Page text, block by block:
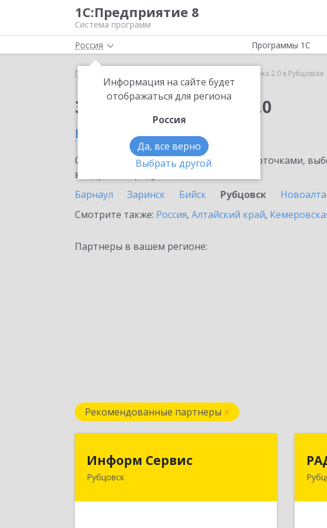
1С:Предприятие 8
Система программ
Россия
Информация на сайте будет
отображаться для региона
Россия
Да, все верно
Выбрать другой
Программы 1С
Главная 1С:Сверка 2.0 в Рубцовске
Заказать 1С:Сверка 2.0
в Рубцовске
Ознакомьтесь с информационными карточками,
внедрение продукта.
Барнаул
Заринск Бийск Рубцовск
Смотрите также: Россия, Алтайский край,
Партнеры в вашем регионе:
Рекомендованные партнеры
Информ Сервис
Рубцовск
658204, Алтайский край, Рубцовск г,